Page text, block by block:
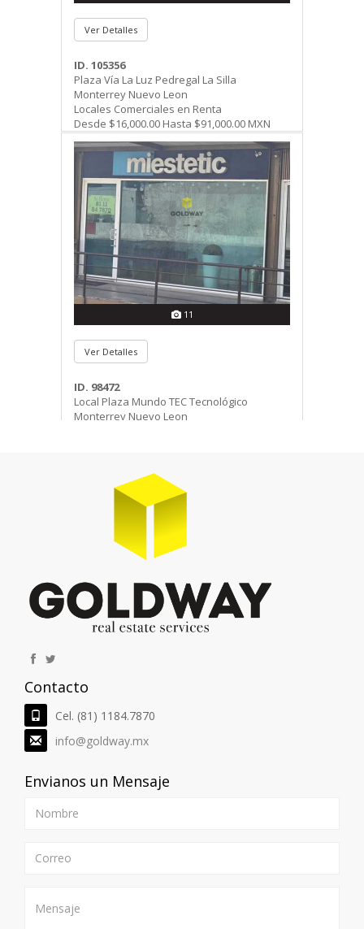
Ver Detalles
ID. 105356
Plaza Vía La Luz Pedregal La Silla
Monterrey Nuevo Leon
Locales Comerciales en Renta
Desde $16,000.00 Hasta $91,000.00 MXN
11
Ver Detalles
ID. 98472
Local Plaza Mundo TEC Tecnológico
Monterrey Nuevo Leon
6
Locales Aviana Aviana Residencial Gral.
Local Comercial en Renta
Contacto
Cel. (81) 1184.7870
info@goldway.mx
Envianos un Mensaje